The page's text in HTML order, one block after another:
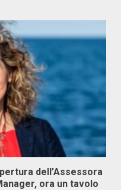
dell’Assessora
ora un tavolo